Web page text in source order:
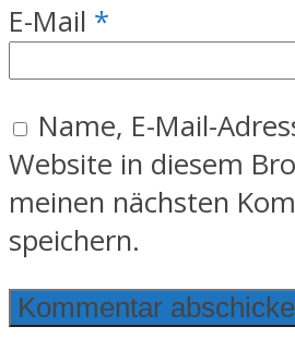
E-Mail *
Name, E-Mail-
Website in diesem
meinen nächsten
speichern.